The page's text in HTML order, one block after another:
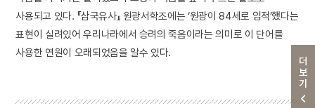
더보기
사용되고 있다. 『삼국유사』 원광서학조에는 ‘원광이 84세로 입적’했다는
표현이 실려있어 우리나라에서 승려의 죽음이라는 의미로 이 단어를
사용한 연원이 오래되었음을 알수 있다.